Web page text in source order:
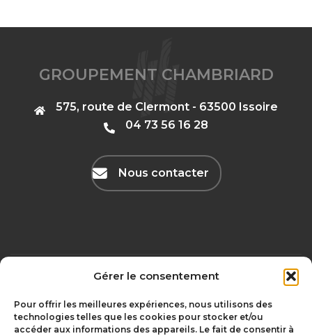
Gérer le consentement
Pour offrir les meilleures expériences, nous utilisons des
technologies telles que les cookies pour stocker et/ou
accéder aux informations des appareils. Le fait de consentir à
GROUPEMENT CHAMBRIARD
575, route de Clermont - 63500 Issoire
‭04 73 56 16 28‬
Nous contacter
olivgraphic.com